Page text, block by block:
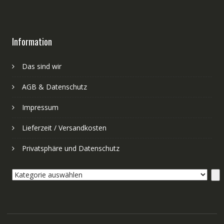
Information
Das sind wir
AGB & Datenschutz
Impressum
Lieferzeit / Versandkosten
Privatsphäre und Datenschutz
Kategorie